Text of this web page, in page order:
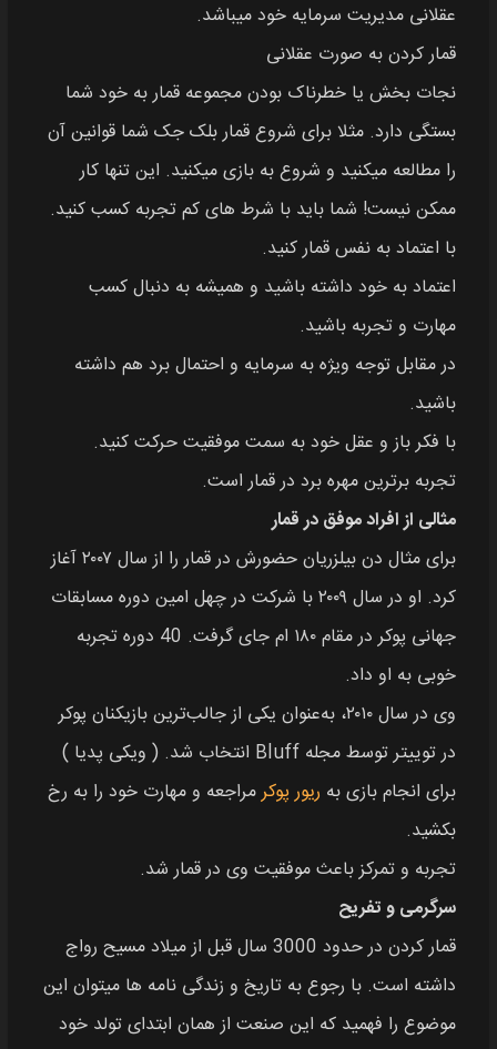
عقلانی مدیریت سرمایه خود میباشد.
قمار کردن به صورت عقلانی
نجات بخش یا خطرناک بودن مجموعه قمار به خود شما
بستگی دارد. مثلا برای شروع قمار بلک جک شما قوانین آن
را مطالعه میکنید و شروع به بازی میکنید. این تنها کار
ممکن نیست! شما باید با شرط های کم تجربه کسب کنید.
با اعتماد به نفس قمار کنید.
اعتماد به خود داشته باشید و همیشه به دنبال کسب
مهارت و تجربه باشید.
در مقابل توجه ویژه به سرمایه و احتمال برد هم داشته
باشید.
با فکر باز و عقل خود به سمت موفقیت حرکت کنید.
تجربه برترین مهره برد در قمار است.
مثالی از افراد موفق در قمار
برای مثال دن بیلزریان حضورش در قمار را از سال ۲۰۰۷ آغاز
کرد. او در سال ۲۰۰۹ با شرکت در چهل امین دوره مسابقات
جهانی پوکر در مقام ۱۸۰ ام جای گرفت. 40 دوره تجربه
خوبی به او داد.
وی در سال ۲۰۱۰، به‌عنوان یکی از جالب‌ترین بازیکنان پوکر
در توییتر توسط مجله Bluff انتخاب شد. ( ویکی پدیا )
برای انجام بازی به ریور پوکرمراجعه و مهارت خود را به رخ
بکشید.
تجربه و تمرکز باعث موفقیت وی در قمار شد.
سرگرمی و تفریح
قمار کردن در حدود 3000 سال قبل از میلاد مسیح رواج
داشته است. با رجوع به تاریخ و زندگی نامه ها میتوان این
موضوع را فهمید که این صنعت از همان ابتدای تولد خود